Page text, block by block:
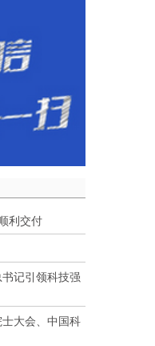
利交付
记引领科技强
大会、中国科